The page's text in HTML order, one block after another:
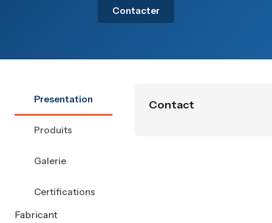
Contacter
Presentation
Produits
Galerie
Certifications
Fabricant
Contact